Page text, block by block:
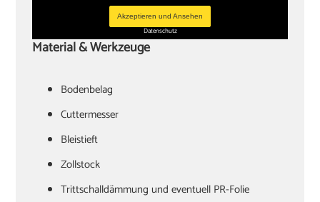
Akzeptieren und Ansehen
Datenschutz
Material & Werkzeuge
Bodenbelag
Cuttermesser
Bleistieft
Zollstock
Trittschalldämmung und eventuell PR-Folie